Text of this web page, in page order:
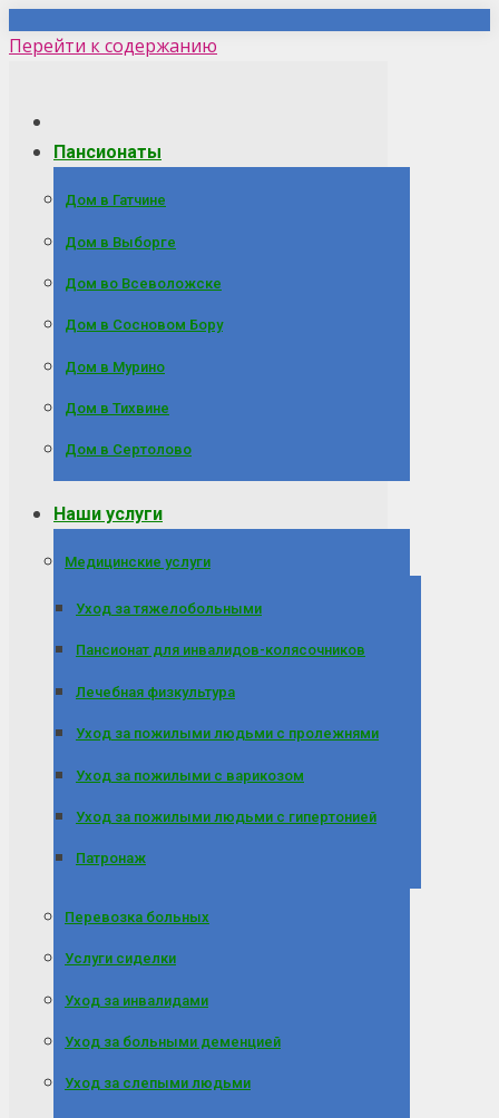
Перейти к содержанию
Пансионаты
Дом в Гатчине
Дом в Выборге
Дом во Всеволожске
Дом в Сосновом Бору
Дом в Мурино
Дом в Тихвине
Дом в Сертолово
Наши услуги
Медицинские услуги
Уход за тяжелобольными
Пансионат для инвалидов-колясочников
Лечебная физкультура
Уход за пожилыми людьми с пролежнями
Уход за пожилыми с варикозом
Уход за пожилыми людьми с гипертонией
Патронаж
Перевозка больных
Услуги сиделки
Уход за инвалидами
Уход за больными деменцией
Уход за слепыми людьми